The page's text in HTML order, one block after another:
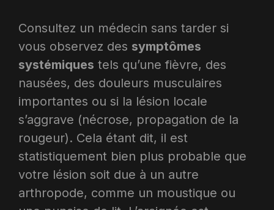
Consultez un médecin sans tarder si
vous observez des symptômes
systémiques tels qu’une fièvre, des
nausées, des douleurs musculaires
importantes ou si la lésion locale
s’aggrave (nécrose, propagation de la
rougeur). Cela étant dit, il est
statistiquement bien plus probable que
votre lésion soit due à un autre
arthropode, comme un moustique ou